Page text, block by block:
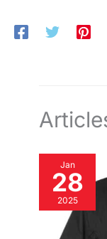
Jan
28
2025